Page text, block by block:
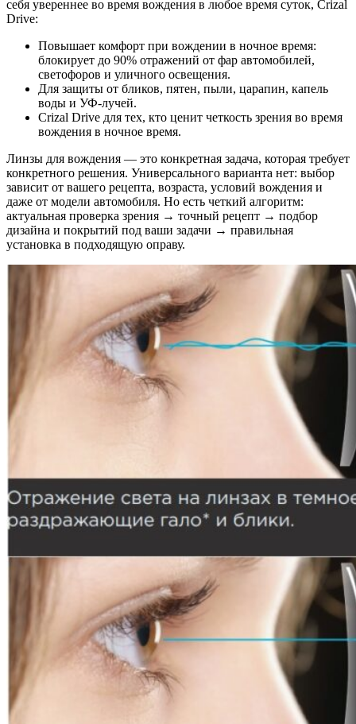
себя увереннее во время вождения в любое время суток, Crizal
Drive:
Повышает комфорт при вождении в ночное время:
блокирует до 90% отражений от фар автомобилей,
светофоров и уличного освещения.
Для защиты от бликов, пятен, пыли, царапин, капель
воды и УФ-лучей.
Crizal Drive для тех, кто ценит четкость зрения во время
вождения в ночное время.
Линзы для вождения — это конкретная задача, которая требует
конкретного решения. Универсального варианта нет: выбор
зависит от вашего рецепта, возраста, условий вождения и
даже от модели автомобиля. Но есть четкий алгоритм:
актуальная проверка зрения → точный рецепт → подбор
дизайна и покрытий под ваши задачи → правильная
установка в подходящую оправу.